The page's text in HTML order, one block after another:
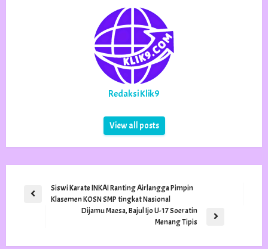
Redaksi Klik9
View all posts
Navigasi
Previous
Siswi Karate INKAI Ranting Airlangga Pimpin
Klasemen KOSN SMP tingkat Nasional
Dijamu Maesa, Bajul Ijo U-17 Soeratin
Menang Tipis